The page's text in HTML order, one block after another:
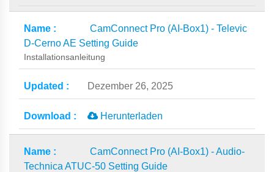
CamConnect Pro (AI-Box1) - Televic
D-Cerno AE Setting Guide
Installationsanleitung
Dezember 26, 2025
Herunterladen
CamConnect Pro (AI-Box1) - Audio-
Technica ATUC-50 Setting Guide